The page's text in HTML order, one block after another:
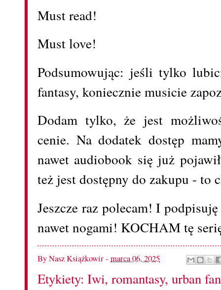
Must read!
Must love!
Podsumowując: jeśli tylko
fantasy, koniecznie musicie
Dodam tylko, że jest
cenie. Na dodatek dostęp
nawet audiobook się już
też jest dostępny do zakupu - to
Jeszcze raz polecam! I
nawet nogami! KOCHAM tę
ByNasz Książkowir- marca 06, 2025
Etykiety: Iwi, romantasy, urban